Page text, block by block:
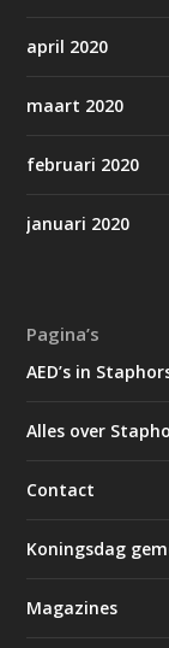
april 2020
maart 2020
februari 2020
januari 2020
Pagina’s
AED’s in
Alles over
Contact
Koningsdag
Magazines